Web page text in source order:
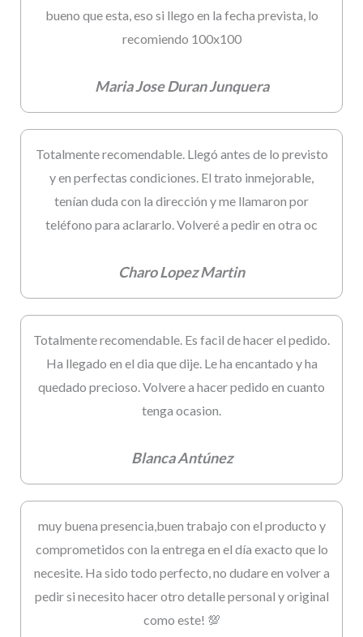
bueno que esta, eso si llego en la fecha prevista, lo
recomiendo 100x100
Maria Jose Duran Junquera
Totalmente recomendable. Llegó antes de lo previsto
y en perfectas condiciones. El trato inmejorable,
tenían duda con la dirección y me llamaron por
teléfono para aclararlo. Volveré a pedir en otra oc
Charo Lopez Martin
Totalmente recomendable. Es facil de hacer el pedido.
Ha llegado en el dia que dije. Le ha encantado y ha
quedado precioso. Volvere a hacer pedido en cuanto
tenga ocasion.
Blanca Antúnez
muy buena presencia,buen trabajo con el producto y
comprometidos con la entrega en el día exacto que lo
necesite. Ha sido todo perfecto, no dudare en volver a
pedir si necesito hacer otro detalle personal y original
como este! 💯